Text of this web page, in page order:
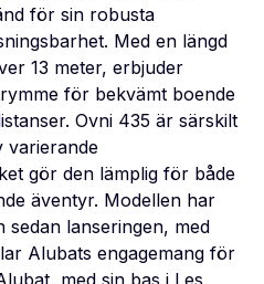
för sin robusta
Med en längd
13 meter, erbjuder
för bekvämt boende
Ovni 435 är särskilt
varierande
gör den lämplig för både
äventyr. Modellen har
lanseringen, med
Alubats engagemang för
med sin bas i Les